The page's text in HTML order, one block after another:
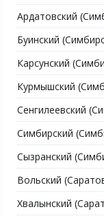
Ардатовский
Буинский
Карсунский
Курмышский
Сенгилеевский
Симбирский
Сызранский
Вольский
Хвалынский